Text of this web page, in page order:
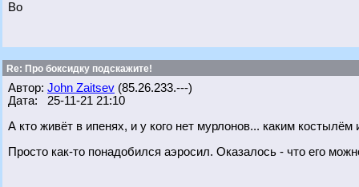
Во
Re: Про боксидку подскажите!
Автор: John Zaitsev (85.26.233.---)
Дата: 25-11-21 21:10
А кто живёт в ипенях, и у кого нет мурлонов... каким
Просто как-то понадобился аэросил. Оказалось - что его